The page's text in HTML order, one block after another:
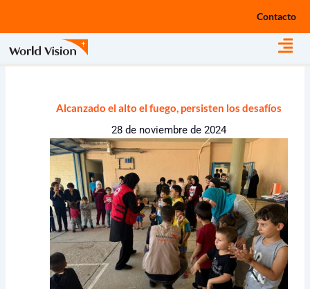
Contacto
Alcanzado el alto el fuego, persisten los desafíos
28 de noviembre de 2024